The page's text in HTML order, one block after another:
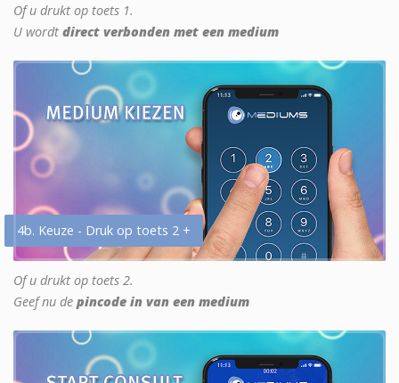
Of u drukt op toets 1.
U wordt direct verbonden met een medium
4b. Keuze - Druk op toets 2 +
Of u drukt op toets 2.
Geef nu de pincode in van een medium